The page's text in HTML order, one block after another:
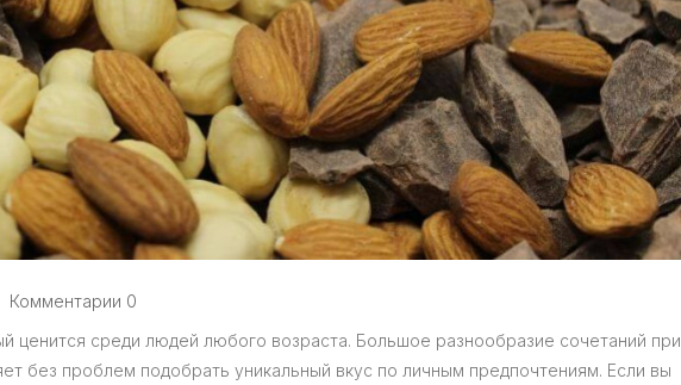
Комментарии 0
ценится среди людей любого возраста. Большое разнообразие сочетаний при
без проблем подобрать уникальный вкус по личным предпочтениям. Если вы